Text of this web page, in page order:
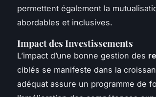
permettent également la
abordables et inclusives.
Impact des Investissements
L’impact d’une bonne gestion des
ciblés se manifeste dans la
adéquat assure un programme de